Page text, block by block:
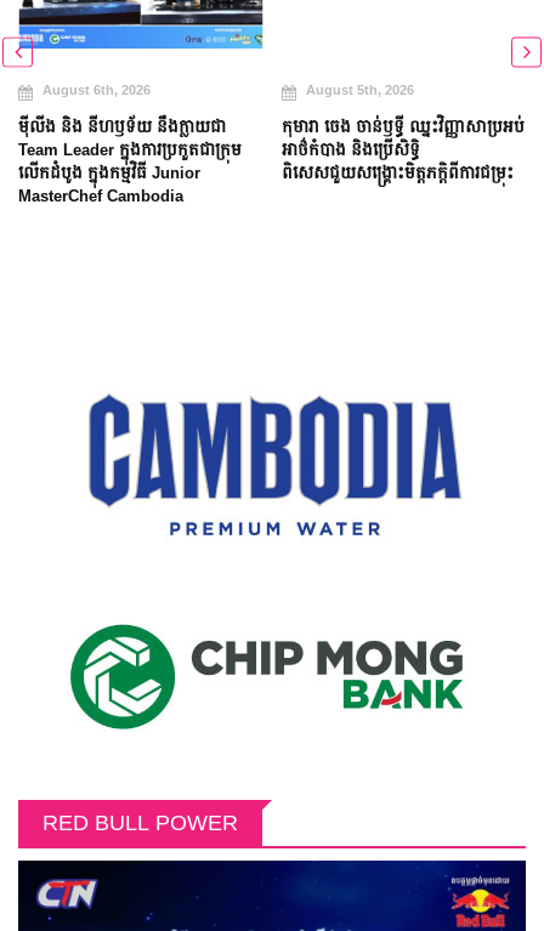
August 6th, 2026
ម៉ីលីង និង នីហឫទ័យ នឹងក្លាយជា
Team Leader ក្នុងការប្រកួតជាក្រុម
លើកដំបូង ក្នុងកម្មវិធី Junior
MasterChef Cambodia
August 5th, 2026
កុមារា ចេង ចាន់ឫទ្ធី ឈ្នះវិញ្ញាសាប្រអប់
អាថ៌កំបាង និងប្រើសិទ្ធិ
ពិសេសជួយសង្គ្រោះមិត្តភក្តិពីការជម្រុះ
RED BULL POWER